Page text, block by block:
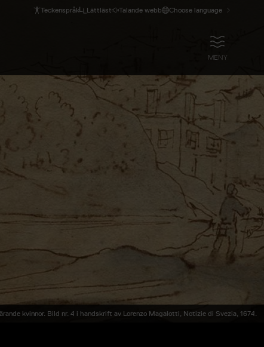
Teckenspråk Lättläst Talande webb Choose language
ÖPPNA
MENY
kvinnor. Bild nr. 4 i handskrift av Lorenzo Magalotti, Notizie di Svezia, 1674.